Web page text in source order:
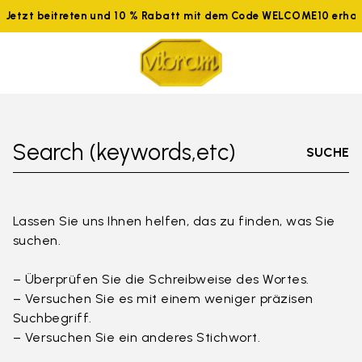
Jetzt beitreten und 10 % Rabatt mit dem Code WELCOME10
Search (keywords,etc) SUCHE
Lassen Sie uns Ihnen helfen, das zu finden, was Sie
suchen.
– Überprüfen Sie die Schreibweise des Wortes.
– Versuchen Sie es mit einem weniger präzisen
Suchbegriff.
– Versuchen Sie ein anderes Stichwort.